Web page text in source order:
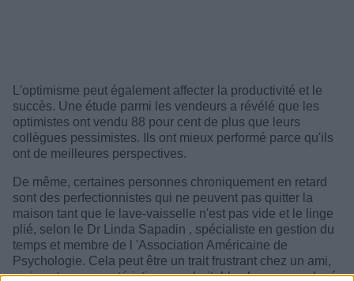
L'optimisme peut également affecter la productivité et le
succès. Une étude parmi les vendeurs a révélé que les
optimistes ont vendu 88 pour cent de plus que leurs
collègues pessimistes.
Ils ont mieux performé parce qu'ils
ont de meilleures perspectives.
De même, certaines personnes chroniquement en retard
sont des perfectionnistes qui ne peuvent pas quitter la
maison tant que le lave-vaisselle n'est pas vide et le linge
plié, selon le Dr Linda Sapadin , spécialiste en gestion du
temps et membre de l 'Association Américaine de
Psychologie. Cela peut être un trait frustrant chez un ami,
mais est une caractéristique souhaitable chez un employé